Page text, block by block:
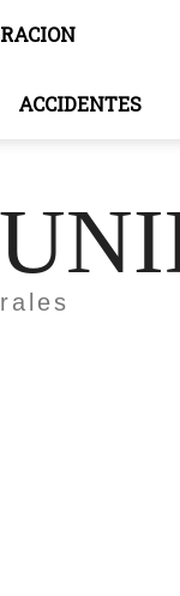
ACCIDENTES